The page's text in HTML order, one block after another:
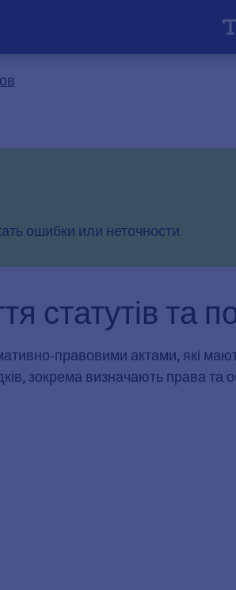
ошибки или неточности.
статутів та
правовими актами, які
зокрема визначають права та